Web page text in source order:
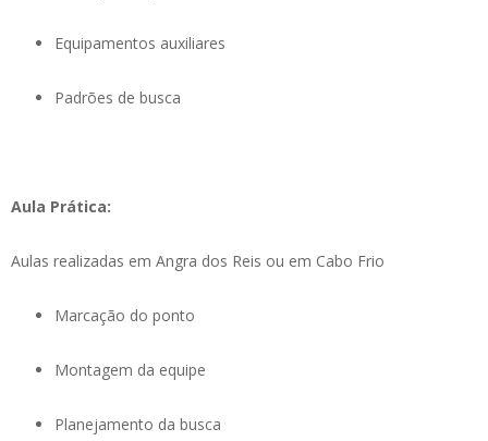
Equipamentos auxiliares
Padrões de busca
Aula Prática:
Aulas realizadas em Angra dos Reis ou em Cabo Frio
Marcação do ponto
Montagem da equipe
Planejamento da busca